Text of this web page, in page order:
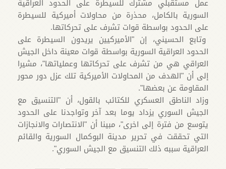
عمل مستقبلي مشترك للسيطرة على الحدود العراقية
السورية بالكامل، محذرة من محاولات أميركية للسيطرة
على الحدود بواسطة قوات تشرف على تحركاتها.
وتابع الحسيني، إن "الأميركيين يريدون السيطرة على
الحدود العراقية السورية بواسطة قوات معينة داخل الجيش
العراقي هي من تشرف على تحركاتها وعملياتها"، مشيرا
إلى أن "الهدف من المحاولات الأميركية تلك عزل دور محور
المقاومة عن بعضها".
وزاد الناطق العسكري للكتائب بالقول، أن "التنسيق مع
الجيش السوري يزداد يوما بعد آخر وتواجدنا على الحدود
يتوسع من فترة إلى اخرى"، مبينا أن "الانتصارات والانجازات
التي تحققت في تحرير مدينة البوكمال السورية والقائم
العراقية سببه ذلك التنسيق مع الجيش السوري".